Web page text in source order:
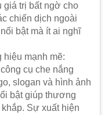
giá trị bất ngờ cho
chiến dịch ngoài
bật mà ít ai nghĩ
mạnh mẽ:
cụ che nắng
slogan và hình ảnh
bật giúp thương
Sự xuất hiện